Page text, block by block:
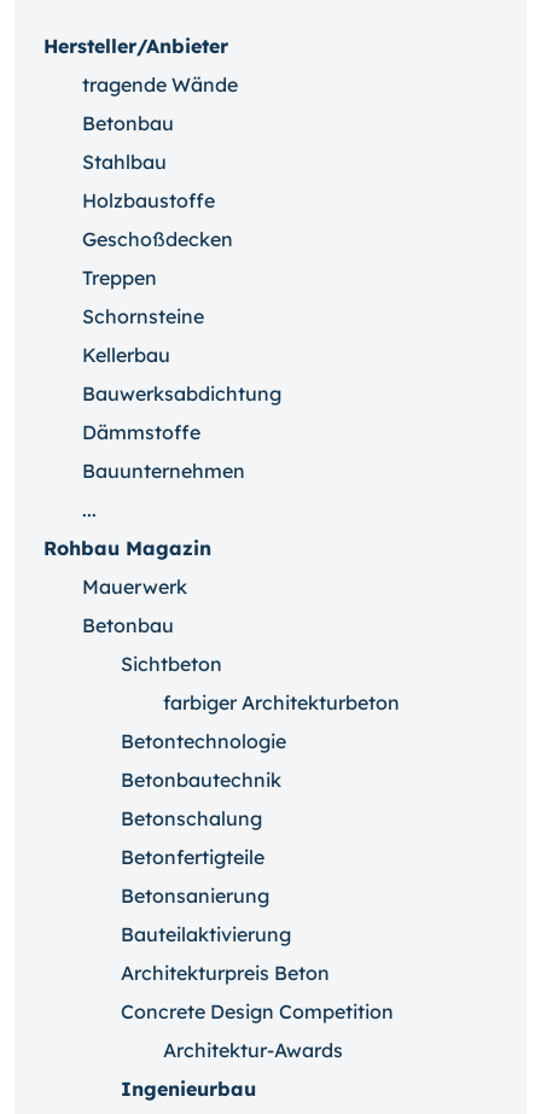
Hersteller/Anbieter
tragende Wände
Betonbau
Stahlbau
Holzbaustoffe
Geschoßdecken
Treppen
Schornsteine
Kellerbau
Bauwerksabdichtung
Dämmstoffe
Bauunternehmen
...
Rohbau Magazin
Mauerwerk
Betonbau
Sichtbeton
farbiger Architekturbeton
Betontechnologie
Betonbautechnik
Betonschalung
Betonfertigteile
Betonsanierung
Bauteilaktivierung
Architekturpreis Beton
Concrete Design Competition
Architektur-Awards
Ingenieurbau